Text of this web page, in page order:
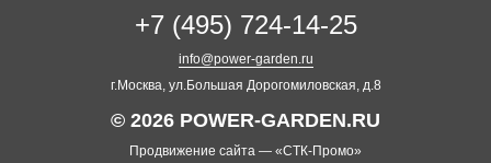
+7 (495) 724-14-25
info@power-garden.ru
г.Москва, ул.Большая Дорогомиловская, д.8
© 2026 POWER-GARDEN.RU
Продвижение сайта — «СТК-Промо»